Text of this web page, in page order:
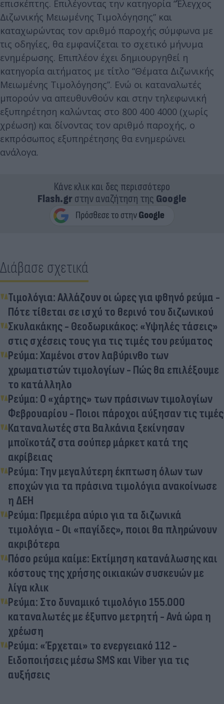
επισκέπτης. Επιλέγοντας την κατηγορία “Έλεγχος
Διζωνικής Μειωμένης Τιμολόγησης” και
καταχωρώντας τον αριθμό παροχής σύμφωνα με
τις οδηγίες, θα εμφανίζεται το σχετικό μήνυμα
ενημέρωσης. Επιπλέον έχει δημιουργηθεί η
κατηγορία αιτήματος με τίτλο “Θέματα Διζωνικής
Μειωμένης Τιμολόγησης”. Ενώ οι καταναλωτές
μπορούν να απευθυνθούν και στην τηλεφωνική
εξυπηρέτηση καλώντας στο 800 400 4000 (χωρίς
χρέωση) και δίνοντας τον αριθμό παροχής, ο
εκπρόσωπος εξυπηρέτησης θα ενημερώνει
ανάλογα.
Κάνε κλικ και δες περισσότερο
Flash.grστην αναζήτηση της Google
Διάβασε σχετικά
Τιμολόγια: Αλλάζουν οι ώρες για φθηνό ρεύμα -
Πότε τίθεται σε ισχύ το θερινό του διζωνικού
Σκυλακάκης - Θεοδωρικάκος: «Υψηλές τάσεις»
στις σχέσεις τους για τις τιμές του ρεύματος
Ρεύμα: Χαμένοι στον λαβύρινθο των
χρωματιστών τιμολογίων - Πώς θα επιλέξουμε
το κατάλληλο
Ρεύμα: Ο «χάρτης» των πράσινων τιμολογίων
Φεβρουαρίου - Ποιοι πάροχοι αύξησαν τις τιμές
Καταναλωτές στα Βαλκάνια ξεκίνησαν
μποϊκοτάζ στα σούπερ μάρκετ κατά της
ακρίβειας
Ρεύμα: Την μεγαλύτερη έκπτωση όλων των
εποχών για τα πράσινα τιμολόγια ανακοίνωσε
η ΔΕΗ
Ρεύμα: Πρεμιέρα αύριο για τα διζωνικά
τιμολόγια - Οι «παγίδες», ποιοι θα πληρώνουν
ακριβότερα
Πόσο ρεύμα καίμε: Εκτίμηση κατανάλωσης και
κόστους της χρήσης οικιακών συσκευών με
λίγα κλικ
Ρεύμα: Στο δυναμικό τιμολόγιο 155.000
καταναλωτές με έξυπνο μετρητή - Ανά ώρα η
χρέωση
Ρεύμα: «Έρχεται» το ενεργειακό 112 -
Ειδοποιήσεις μέσω SMS και Viber για τις
αυξήσεις